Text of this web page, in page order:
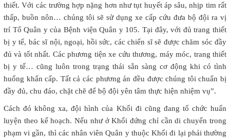
thiết. Với các trường hợp nặng hơn như tụt huyết áp sâu, nhịp tim rất
thấp, buồn nôn… chúng tôi sẽ sử dụng xe cấp cứu đưa bộ đội ra vị
trí Tổ Quân y của Bệnh viện Quân y 105. Tại đây, với đủ trang thiết
bị y tế, bác sĩ nội, ngoại, hồi sức, các chiến sĩ sẽ được chăm sóc đầy
đủ và tốt nhất. Các phương tiện xe cứu thương, máy móc, trang thiết
bị y tế… cũng luôn trong trạng thái sẵn sàng cơ động khi có tình
huống khẩn cấp. Tất cả các phương án đều được chúng tôi chuẩn bị
đầy đủ, chu đáo, chặt chẽ để bộ đội yên tâm thực hiện nhiệm vụ”.
Cách đó không xa, đội hình của Khối đi cũng đang tổ chức huấn
luyện theo kế hoạch. Nếu như ở Khối đứng chỉ cần di chuyển trong
phạm vi gần, thì các nhân viên Quân y thuộc Khối đi lại phải thường